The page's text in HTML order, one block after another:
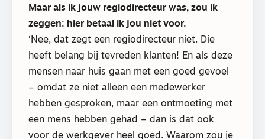
Maar als ik jouw regiodirecteur was, zou ik
zeggen: hier betaal ik jou niet voor.
‘Nee, dat zegt een regiodirecteur niet. Die
heeft belang bij tevreden klanten! En als deze
mensen naar huis gaan met een goed gevoel
– omdat ze niet alleen een medewerker
hebben gesproken, maar een ontmoeting met
een mens hebben gehad – dan is dat ook
voor de werkgever heel goed. Waarom zou je